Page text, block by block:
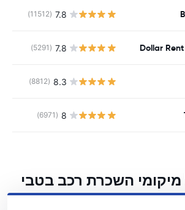
7.8
(11512)
Dollar
7.8
(5291)
8.3
(8812)
8
(6971)
השכרת רכב בטבי
הרכב העיקריים שלנו בטבי